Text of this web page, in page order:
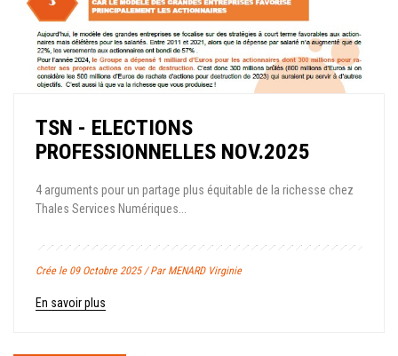
TSN - ELECTIONS
PROFESSIONNELLES NOV.2025
4 arguments pour un partage plus équitable de la richesse chez
Thales Services Numériques...
Crée le 09 Octobre 2025 / Par MENARD Virginie
En savoir plus